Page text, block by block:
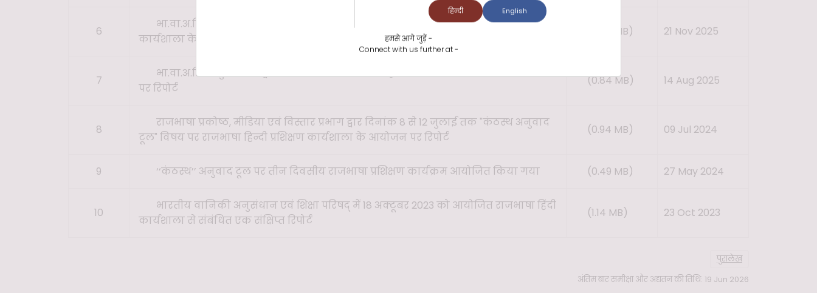
6
भा.वा.अ.शि.प. मुख्यालय द्वारा दिनांक 18.11.2025 को आयोजित एक दिवसीय हिन्दी प्रशिक्षण
कार्यशाला के आयोजन पर रिपोर्ट
(0.57 MB) 21 Nov 2025
7
भा.वा.अ.शि.प. मुख्यालय द्वारा आयोजित एक दिवसीय हिन्दी प्रशिक्षण कार्यशाला के आयोजन
पर रिपोर्ट
(0.84 MB) 14 Aug 2025
8
राजभाषा प्रकोष्ठ, मीडिया एवं विस्तार प्रभाग द्वार दिनांक 8 से 12 जुलाई तक "कंठस्थ अनुवाद
टूल" विषय पर राजभाषा हिन्दी प्रशिक्षण कार्यशाला के आयोजन पर रिपोर्ट
(0.94 MB) 09 Jul 2024
9 ‘‘कंठस्थ’’ अनुवाद टूल पर तीन दिवसीय राजभाषा प्रशिक्षण कार्यक्रम आयोजित किया गया (0.49 MB) 27 May 2024
10
भारतीय वानिकी अनुसंधान एवं शिक्षा परिषद् में 18 अक्टूबर 2023 को आयोजित राजभाषा हिंदी
कार्यशाला से संबंधित एक संक्षिप्त रिपोर्ट
(1.14 MB) 23 Oct 2023
पुरालेख
अंतिम बार समीक्षा और अद्यतन की तिथि: 19 Jun 2026
हिन्दी English
हमसे आगे जुड़ें -
Connect with us further at -